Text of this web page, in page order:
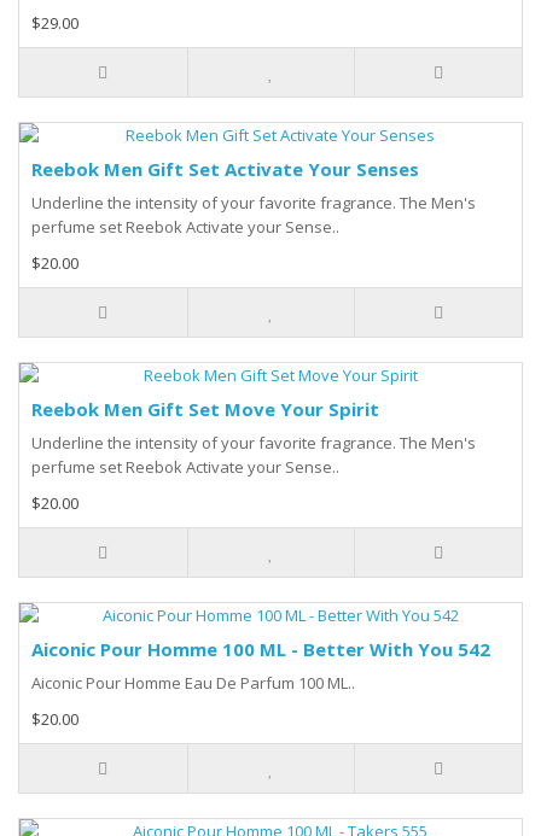
$29.00
Reebok Men Gift Set Activate Your Senses
Underline the intensity of your favorite fragrance. The Men's
perfume set Reebok Activate your Sense..
$20.00
Reebok Men Gift Set Move Your Spirit
Underline the intensity of your favorite fragrance. The Men's
perfume set Reebok Activate your Sense..
$20.00
Aiconic Pour Homme 100 ML - Better With You 542
Aiconic Pour Homme Eau De Parfum 100 ML..
$20.00